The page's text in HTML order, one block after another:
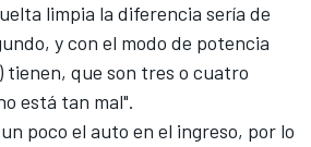
limpia la diferencia sería de
y con el modo de potencia
tienen, que son tres o cuatro
está tan mal".
poco el auto en el ingreso, por lo